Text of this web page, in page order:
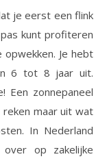
je eerst een flink
kunt profiteren
Je hebt
6 tot 8 jaar uit.
Een zonnepaneel
maar uit wat
In Nederland
op zakelijke